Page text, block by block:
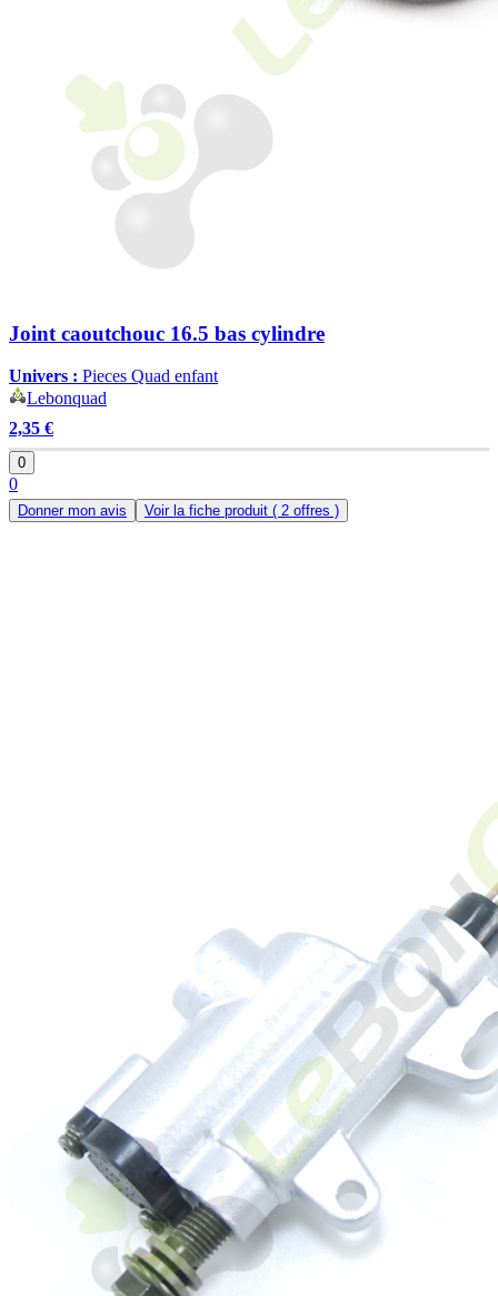
Joint caoutchouc 16.5 bas cylindre
Univers : Pieces Quad enfant
Lebonquad
2,35 €
0
0
Donner mon avis Voir la fiche produit ( 2 offres )